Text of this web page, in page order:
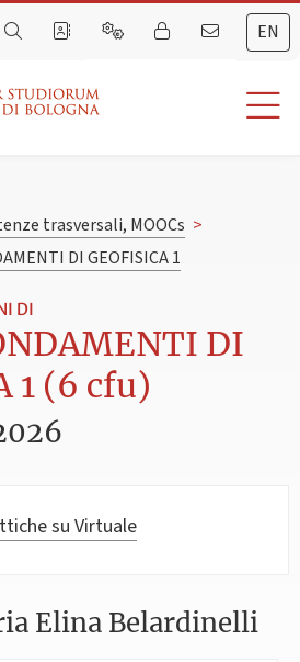
EN
trasversali, MOOCs >
DI GEOFISICA 1
DI
DI
1 (6 cfu)
su Virtuale
Elina Belardinelli